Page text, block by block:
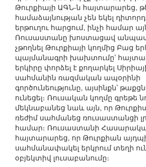
Թուրքիայի ԱԳՆ-ն հայտարարեց,
համաձայնության չեն եկել
երթուղու հարցում, ինչի համար
Ռուսաստանը խոստացավ
չթողնել Թուրքիայի կողմից Բաց
պայմանագրի խախտումը՝
երկիրը փորձել է քողարկել
սահմանին ռազմական ապօրինի
գործունեությունը, այսինքն՝
ունեցել։ Ռուսական կողմը գրեթե
մեկնաբանեց նաև այն, որ
ռեժիմ սահմանեց ռուսաստանցի
համար։ Ռուսաստանի
հայտարարեց, որ Թուրքիան
սահմանափակել երկրում տեղի
օբյեկտիվ լուսաբանումը։